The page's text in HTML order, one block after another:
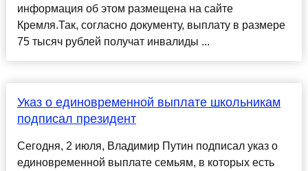
информация об этом размещена на сайте
Кремля.Так, согласно документу, выплату в размере
75 тысяч рублей получат инвалиды ...
Указ о единовременной выплате школьникам
подписал президент
Сегодня, 2 июля, Владимир Путин подписал указ о
единовременной выплате семьям, в которых есть